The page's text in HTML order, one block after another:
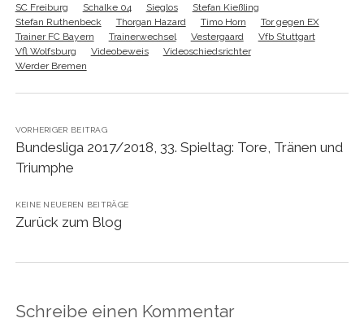
SC Freiburg
Schalke 04 Sieglos
Stefan Kießling
Stefan Ruthenbeck
Thorgan Hazard Timo Horn
Tor gegen EX
Trainer FC Bayern
Trainerwechsel Vestergaard
Vfb Stuttgart
Vfl Wolfsburg
Videobeweis
Videoschiedsrichter
Werder Bremen
VORHERIGER BEITRAG
Bundesliga 2017/2018, 33. Spieltag: Tore, Tränen und
Triumphe
KEINE NEUEREN BEITRÄGE
Zurück zum Blog
Schreibe einen Kommentar